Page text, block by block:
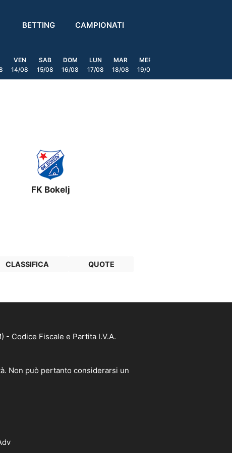
BETTING CAMPIONATI
VEN
14/08
SAB
15/08
DOM
16/08
LUN
17/08
MAR
18/08
MER
19/08
FK Bokelj
CLASSIFICA QUOTE
- Codice Fiscale e Partita I.V.A.
Non può pertanto considerarsi un